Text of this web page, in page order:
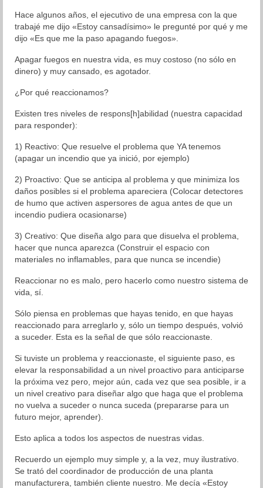
Blog
Aprendizaje
Autoestima
Cambio
Coaching
Comunicación
Cultura General
Desarrollo Humano
Liderazgo
Neurociencia
Organización
Resultados
Superación personal
Contacto
Hace algunos años, el ejecutivo de una empresa con la que
trabajé me dijo «Estoy cansadísimo» le pregunté por qué y me
dijo «Es que me la paso apagando fuegos».
Apagar fuegos en nuestra vida, es muy costoso (no sólo en
dinero) y muy cansado, es agotador.
¿Por qué reaccionamos?
Existen tres niveles de respons[h]abilidad (nuestra capacidad
para responder):
1) Reactivo: Que resuelve el problema que YA tenemos
(apagar un incendio que ya inició, por ejemplo)
2) Proactivo: Que se anticipa al problema y que minimiza los
daños posibles si el problema apareciera (Colocar detectores
de humo que activen aspersores de agua antes de que un
incendio pudiera ocasionarse)
3) Creativo: Que diseña algo para que disuelva el problema,
hacer que nunca aparezca (Construir el espacio con
materiales no inflamables, para que nunca se incendie)
Reaccionar no es malo, pero hacerlo como nuestro sistema de
vida, sí.
Sólo piensa en problemas que hayas tenido, en que hayas
reaccionado para arreglarlo y, sólo un tiempo después, volvió
a suceder. Esta es la señal de que sólo reaccionaste.
Si tuviste un problema y reaccionaste, el siguiente paso, es
elevar la responsabilidad a un nivel proactivo para anticiparse
la próxima vez pero, mejor aún, cada vez que sea posible, ir a
un nivel creativo para diseñar algo que haga que el problema
no vuelva a suceder o nunca suceda (prepararse para un
futuro mejor, aprender).
Esto aplica a todos los aspectos de nuestras vidas.
Recuerdo un ejemplo muy simple y, a la vez, muy ilustrativo.
Se trató del coordinador de producción de una planta
manufacturera, también cliente nuestro. Me decía «Estoy